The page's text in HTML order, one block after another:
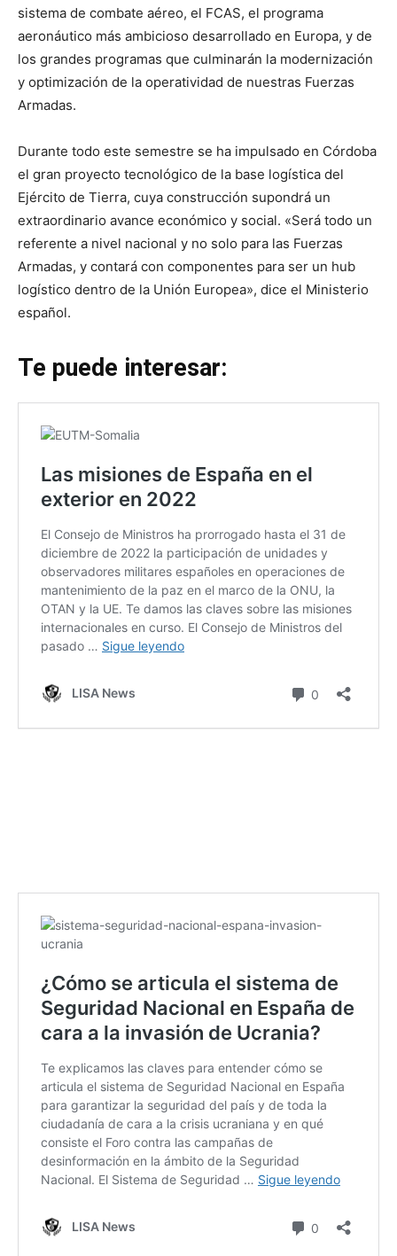
sistema de combate aéreo, el FCAS, el programa
aeronáutico más ambicioso desarrollado en Europa, y de
los grandes programas que culminarán la modernización
y optimización de la operatividad de nuestras Fuerzas
Armadas.
Durante todo este semestre se ha impulsado en Córdoba
el gran proyecto tecnológico de la base logística del
Ejército de Tierra, cuya construcción supondrá un
extraordinario avance económico y social. «Será todo un
referente a nivel nacional y no solo para las Fuerzas
Armadas, y contará con componentes para ser un hub
logístico dentro de la Unión Europea», dice el Ministerio
español.
Te puede interesar: